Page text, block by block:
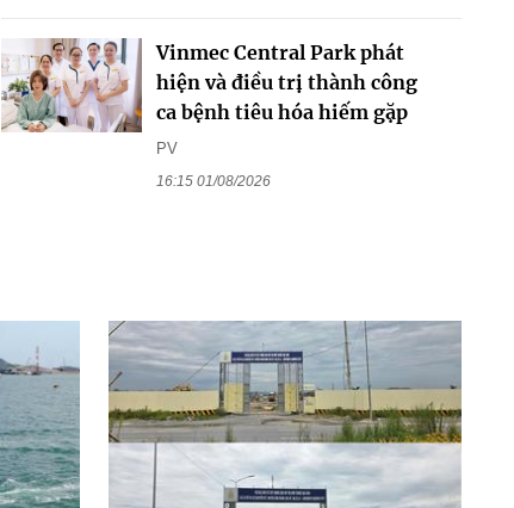
Vinmec Central Park phát
hiện và điều trị thành công
ca bệnh tiêu hóa hiếm gặp
PV
16:15 01/08/2026